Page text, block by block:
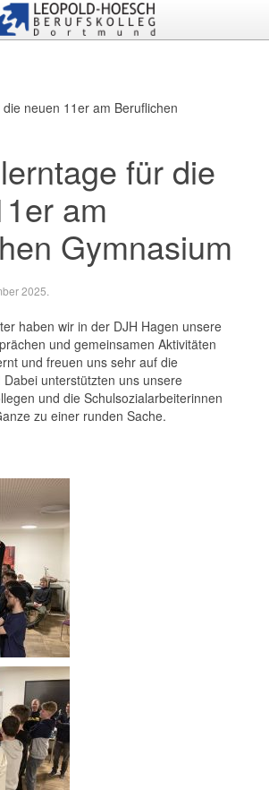
neuen 11er am Beruflichen
für die
am
Gymnasium
2025
haben wir in der DJH Hagen unsere
und gemeinsamen Aktivitäten
und freuen uns sehr auf die
unterstützten uns unsere
und die Schulsozialarbeiterinnen
zu einer runden Sache.